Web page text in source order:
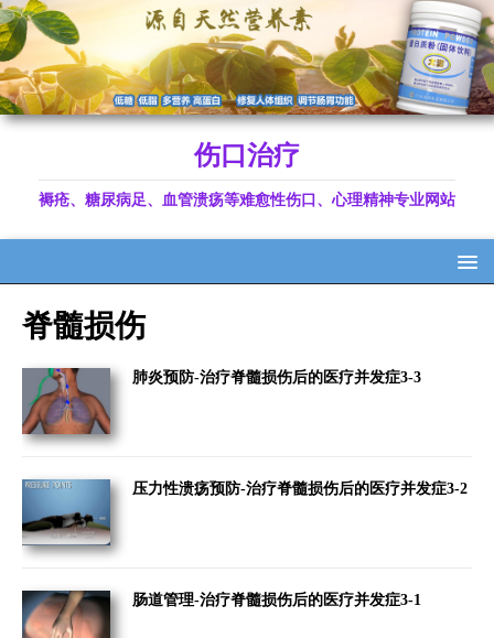
伤口治疗
褥疮、糖尿病足、血管溃疡等难愈性伤口、心理精神专业网站
脊髓损伤
肺炎预防-治疗脊髓损伤后的医疗并发症3-3
压力性溃疡预防-治疗脊髓损伤后的医疗并发症3-2
肠道管理-治疗脊髓损伤后的医疗并发症3-1